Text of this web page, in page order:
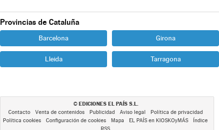
Provincias de Cataluña
Barcelona Girona
Lleida Tarragona
© EDICIONES EL PAÍS S.L.
Contacto Venta de contenidos Publicidad Aviso legal
Política de privacidad
Política cookies
Configuración de cookies Mapa EL PAÍS en KIOSKOyMÁS
Índice